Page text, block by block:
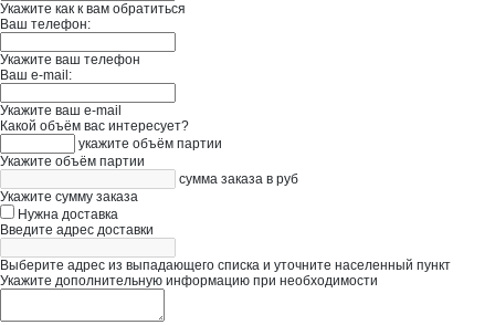
Укажите как к вам обратиться
Ваш телефон:
Укажите ваш телефон
Ваш e-mail:
Укажите ваш e-mail
Какой объём вас интересует?
укажите объём партии
Укажите объём партии
сумма заказа в руб
Укажите сумму заказа
Нужна доставка
Введите адрес доставки
Выберите адрес из выпадающего списка и уточните населенный пункт
Укажите дополнительную информацию при необходимости